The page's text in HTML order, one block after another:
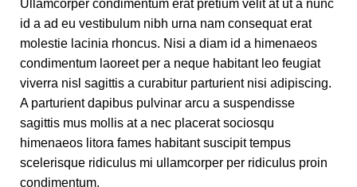
Ullamcorper condimentum erat pretium velit at ut a nunc
id a ad eu vestibulum nibh urna nam consequat erat
molestie lacinia rhoncus. Nisi a diam id a himenaeos
condimentum laoreet per a neque habitant leo feugiat
viverra nisl sagittis a curabitur parturient nisi adipiscing.
A parturient dapibus pulvinar arcu a suspendisse
sagittis mus mollis at a nec placerat sociosqu
himenaeos litora fames habitant suscipit tempus
scelerisque ridiculus mi ullamcorper per ridiculus proin
condimentum.